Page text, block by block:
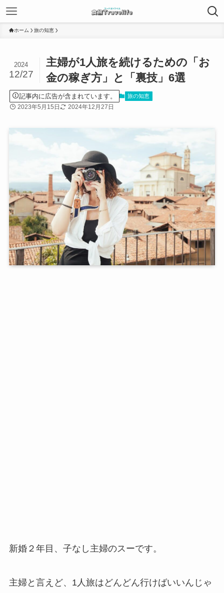
ホーム 旅の知恵
主婦が1人旅を続けるための「お
金の稼ぎ方」と「裏技」6選
2024
12/27
記事内に広告が含まれています。 旅の知恵
2023年5月15日 2024年12月27日
新婚２年目、子なし主婦のスーです。
主婦と言えど、1人旅はどんどん行けばいいんじゃ